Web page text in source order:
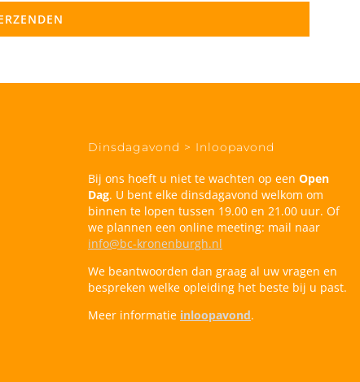
Dinsdagavond > Inloopavond
Bij ons hoeft u niet te wachten op een Open
Dag. U bent elke dinsdagavond welkom om
binnen te lopen tussen 19.00 en 21.00 uur. Of
we plannen een online meeting: mail naar
info@bc-kronenburgh.nl
We beantwoorden dan graag al uw vragen en
bespreken welke opleiding het beste bij u past.
Meer informatie inloopavond.